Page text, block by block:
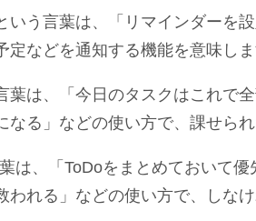
いう言葉は、「リマインダーを
定などを通知する機能を意味しま
葉は、「今日のタスクはこれで
なる」などの使い方で、課せら
は、「ToDoをまとめておいて
われる」などの使い方で、しな